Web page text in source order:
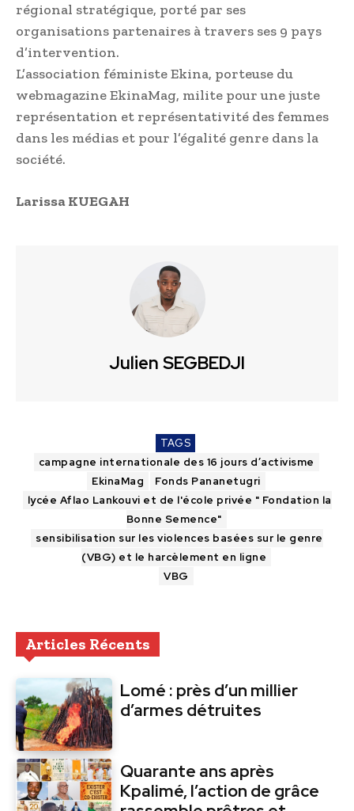
régional stratégique, porté par ses
organisations partenaires à travers ses 9 pays
d’intervention.
L’association féministe Ekina, porteuse du
webmagazine EkinaMag, milite pour une juste
représentation et représentativité des femmes
dans les médias et pour l’égalité genre dans la
société.
Larissa KUEGAH
Julien SEGBEDJI
TAGS
campagne internationale des 16 jours d’activisme
EkinaMag
Fonds Pananetugri
lycée Aflao Lankouvi et de l'école privée " Fondation la
Bonne Semence"
sensibilisation sur les violences basées sur le genre
(VBG) et le harcèlement en ligne
VBG
Articles Récents
Lomé : près d’un millier
d’armes détruites
Quarante ans après
Kpalimé, l’action de grâce